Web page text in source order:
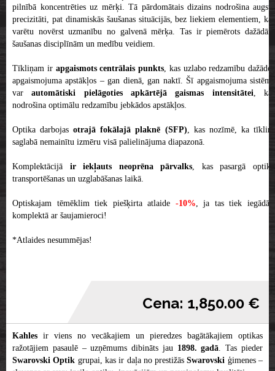
pilnībā koncentrēties uz mērķi. Tā pārdomātais dizains nodrošina augstu
precizitāti, pat dinamiskās šaušanas situācijās, bez liekiem elementiem, kas
varētu novērst uzmanību no galvenā mērķa. Tas ir piemērots dažādām
šaušanas disciplīnām un medību veidiem.
Tīkliņam ir apgaismots centrālais punkts , kas uzlabo redzamību dažādos
apgaismojuma apstākļos – gan dienā, gan naktī. Šī apgaismojuma sistēma
varautomātiski pielāgoties apkārtējā gaismas intensitātei , kas
nodrošina optimālu redzamību jebkādos apstākļos.
Optika darbojasotrajā fokālajā plaknē (SFP) , kas nozīmē, ka tīkliņš
saglabā nemainītu izmēru visā palielinājuma diapazonā.
Komplektācijā ir iekļauts neoprēna pārvalks , kas pasargā optiku
transportēšanas un uzglabāšanas laikā.
Optiskajam tēmēklim tiek piešķirta atlaide -10% , ja tas tiek iegādāts
komplektā ar šaujamieroci!
*Atlaides nesummējas!
Cena: 1,850.00 €
Kahles ir viens no vecākajiem un pieredzes bagātākajiem optikas
ražotājiem pasaulē – uzņēmums dibināts jau 1898. gadā . Tas pieder
Swarovski Optik grupai, kas ir daļa no prestižāsSwarovski ģimenes –